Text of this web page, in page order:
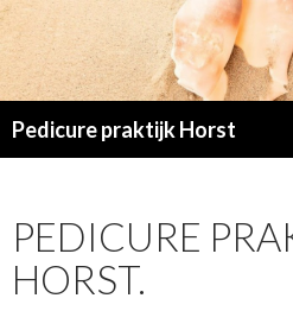
Pedicure praktijk Horst
PEDICURE
HORST.